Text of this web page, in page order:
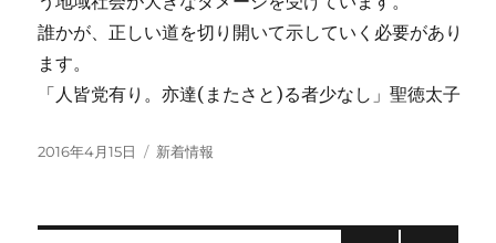
誰かが、正しい道を切り開いて示していく必要があり
ます。
「人皆党有り。亦達(またさと)る者少なし」聖徳太子
投
2016年4月15日
カ
新着情報